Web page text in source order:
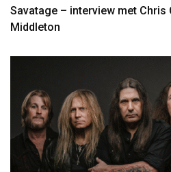
Savatage – interview met
Middleton